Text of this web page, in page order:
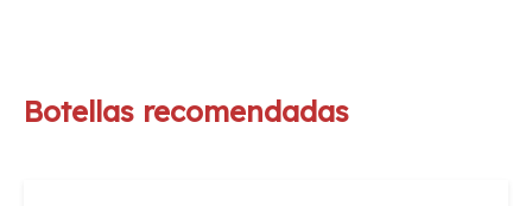
Botellas recomendadas